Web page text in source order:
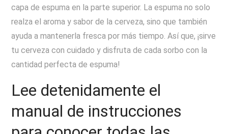
capa de espuma en la parte superior. La espuma no solo
realza el aroma y sabor de la cerveza, sino que también
ayuda a mantenerla fresca por más tiempo. Así que, ¡sirve
tu cerveza con cuidado y disfruta de cada sorbo con la
cantidad perfecta de espuma!
Lee detenidamente el
manual de instrucciones